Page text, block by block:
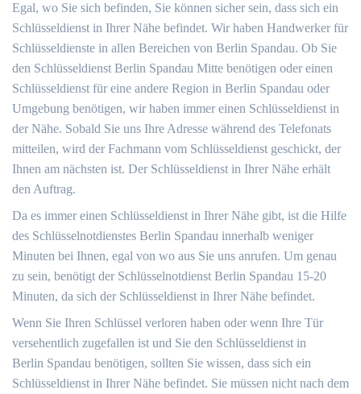
Egal, wo Sie sich befinden, Sie können sicher sein, dass sich ein
Schlüsseldienst in Ihrer Nähe befindet. Wir haben Handwerker für
Schlüsseldienste in allen Bereichen von Berlin Spandau. Ob Sie
den Schlüsseldienst Berlin Spandau Mitte benötigen oder einen
Schlüsseldienst für eine andere Region in Berlin Spandau oder
Umgebung benötigen, wir haben immer einen Schlüsseldienst in
der Nähe. Sobald Sie uns Ihre Adresse während des Telefonats
mitteilen, wird der Fachmann vom Schlüsseldienst geschickt, der
Ihnen am nächsten ist. Der Schlüsseldienst in Ihrer Nähe erhält
den Auftrag.
Da es immer einen Schlüsseldienst in Ihrer Nähe gibt, ist die Hilfe
des Schlüsselnotdienstes Berlin Spandau innerhalb weniger
Minuten bei Ihnen, egal von wo aus Sie uns anrufen. Um genau
zu sein, benötigt der Schlüsselnotdienst Berlin Spandau 15-20
Minuten, da sich der Schlüsseldienst in Ihrer Nähe befindet.
Wenn Sie Ihren Schlüssel verloren haben oder wenn Ihre Tür
versehentlich zugefallen ist und Sie den Schlüsseldienst in
Berlin Spandau benötigen, sollten Sie wissen, dass sich ein
Schlüsseldienst in Ihrer Nähe befindet. Sie müssen nicht nach dem